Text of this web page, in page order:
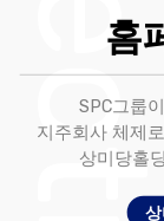
홈
SPC그룹
지주회사 체제
상미당홀